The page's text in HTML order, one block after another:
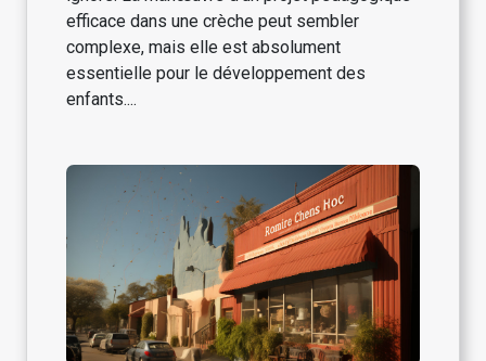
efficace dans une crèche peut sembler
complexe, mais elle est absolument
essentielle pour le développement des
enfants....